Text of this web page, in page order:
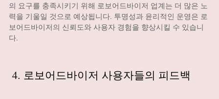
의 요구를 충족시키기 위해 로보어드바이저 업계는 더 많은 노
력을 기울일 것으로 예상됩니다. 투명성과 윤리적인 운영은 로
보어드바이저의 신뢰도와 사용자 경험을 향상시킬 수 있습니
다.
4. 로보어드바이저 사용자들의 피드백